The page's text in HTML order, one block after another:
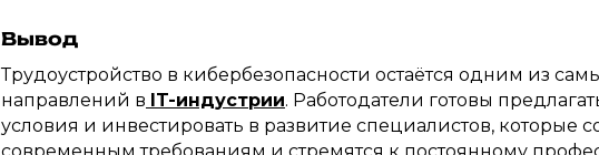
Вывод
Трудоустройство в кибербезопасности остаётся одним из
направлений в IT-индустрии. Работодатели готовы
условия и инвестировать в развитие специалистов, которые